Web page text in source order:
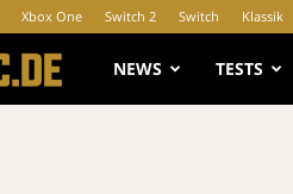
Xbox One Switch 2 Switch Klassik
MANIAC.de
NEWS TESTS